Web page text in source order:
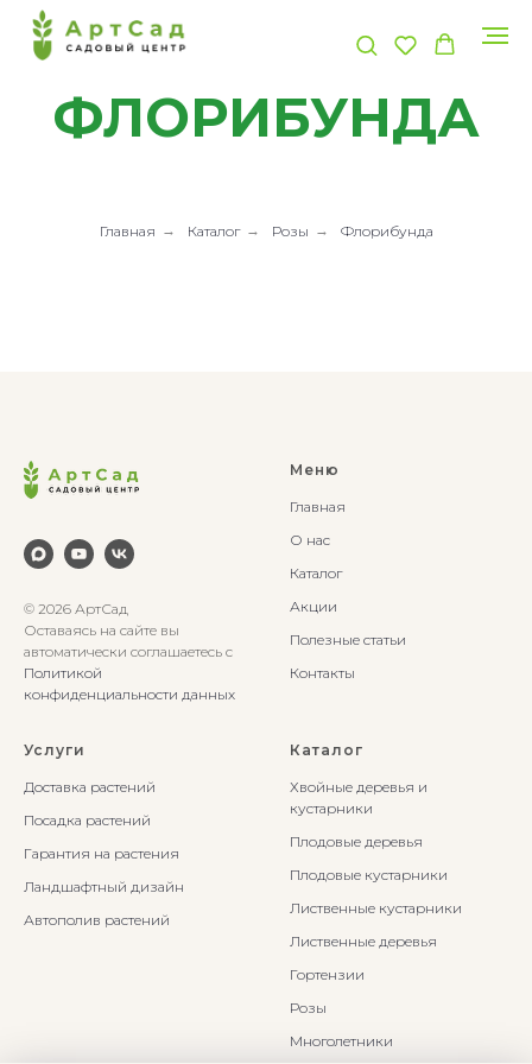
ФЛОРИБУНДА
Главная → Каталог → Розы → Флорибунда
© 2026 АртСад
Оставаясь на сайте вы
автоматически соглашаетесь с
Политикой
конфиденциальности данных
Меню
Главная
О нас
Каталог
Акции
Полезные статьи
Контакты
Услуги
Доставка растений
Посадка растений
Гарантия на растения
Ландшафтный дизайн
Автополив растений
Каталог
Хвойные деревья и
кустарники
Плодовые деревья
Плодовые кустарники
Лиственные кустарники
Лиственные деревья
Гортензии
Розы
Многолетники